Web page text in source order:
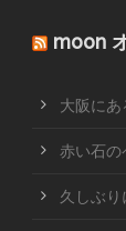
moon
大阪にあ
赤い石の
久しぶり